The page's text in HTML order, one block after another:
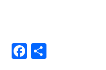
Facebook